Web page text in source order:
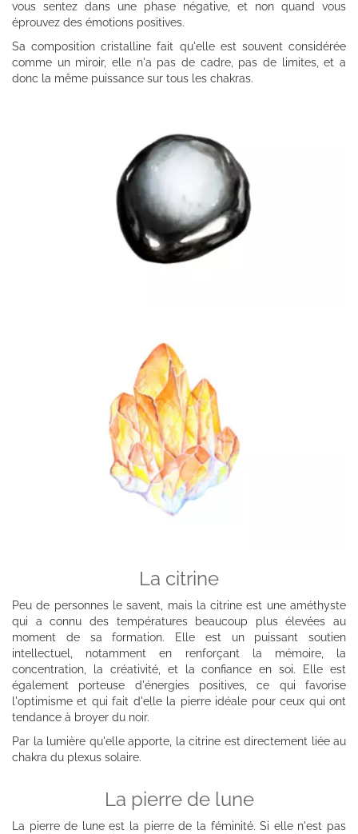
vous sentez dans une phase négative, et non quand vous
éprouvez des émotions positives.
Sa composition cristalline fait qu'elle est souvent considérée
comme un miroir, elle n'a pas de cadre, pas de limites, et a
donc la même puissance sur tous les chakras.
La citrine
Peu de personnes le savent, mais la citrine est une améthyste
qui a connu des températures beaucoup plus élevées au
moment de sa formation. Elle est un puissant soutien
intellectuel, notamment en renforçant la mémoire, la
concentration, la créativité, et la confiance en soi. Elle est
également porteuse d'énergies positives, ce qui favorise
l'optimisme et qui fait d'elle la pierre idéale pour ceux qui ont
tendance à broyer du noir.
Par la lumière qu'elle apporte, la citrine est directement liée au
chakra du plexus solaire.
La pierre de lune
La pierre de lune est la pierre de la féminité. Si elle n'est pas